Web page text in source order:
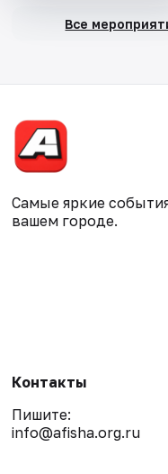
Все
Самые яркие
вашем городе.
Контакты
Пишите:
info@afisha.org.ru